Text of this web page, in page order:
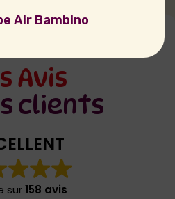
Air Bambino
Avis
clients
sur158 avis